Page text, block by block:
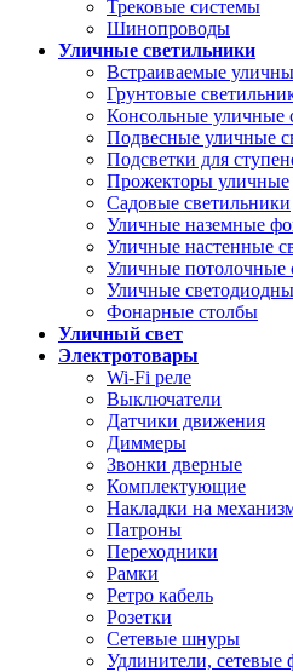
Трековые системы
Шинопроводы
Уличные светильники
Встраиваемые
Грунтовые
Консольные уличные
Подвесные уличные
Подсветки для
Прожекторы уличные
Садовые светильники
Уличные наземные
Уличные настенные
Уличные потолочные
Уличные
Фонарные столбы
Уличный свет
Электротовары
Wi-Fi реле
Выключатели
Датчики движения
Диммеры
Звонки дверные
Комплектующие
Накладки на
Патроны
Переходники
Рамки
Ретро кабель
Розетки
Сетевые шнуры
Удлинители, сетевые